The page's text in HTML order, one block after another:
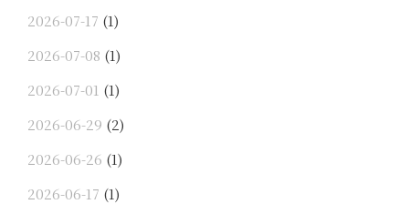
2026-07-17 (1)
2026-07-08 (1)
2026-07-01 (1)
2026-06-29 (2)
2026-06-26 (1)
2026-06-17 (1)